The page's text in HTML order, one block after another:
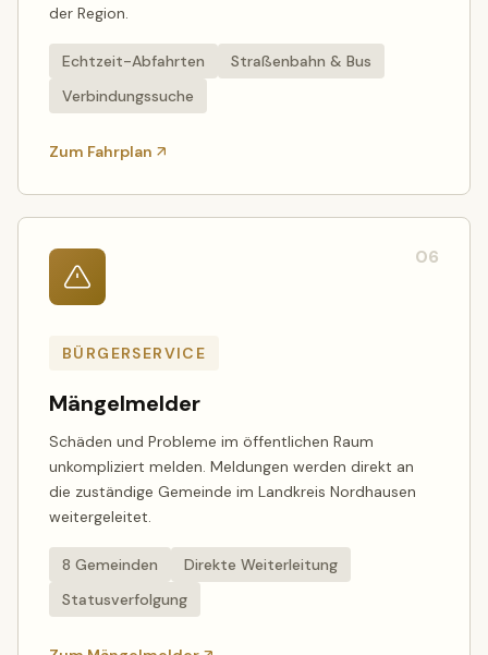
der Region.
Echtzeit-Abfahrten
Straßenbahn & Bus
Verbindungssuche
Zum Fahrplan
06
BÜRGERSERVICE
Mängelmelder
Schäden und Probleme im öffentlichen Raum
unkompliziert melden. Meldungen werden direkt an
die zuständige Gemeinde im Landkreis Nordhausen
weitergeleitet.
8 Gemeinden
Direkte Weiterleitung
Statusverfolgung